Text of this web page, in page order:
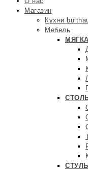
Магазин
Кухни
Мебель